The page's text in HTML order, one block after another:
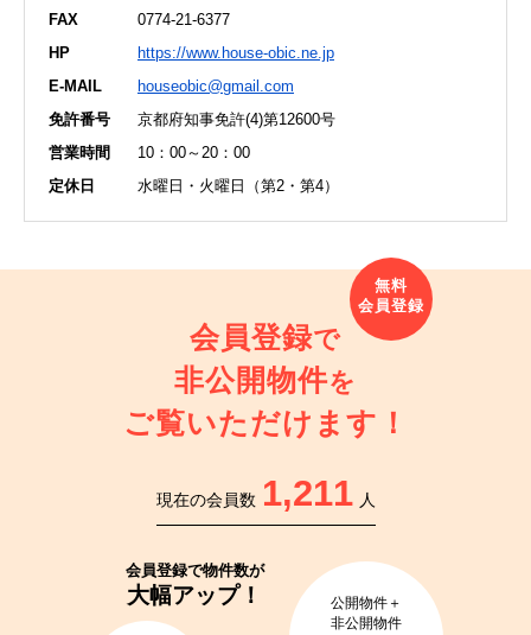
FAX
0774-21-6377
HP
https://www.house-obic.ne.jp
E-MAIL
houseobic@gmail.com
免許番号
京都府知事免許(4)第12600号
営業時間
10：00～20：00
定休日
水曜日・火曜日（第2・第4）
会員登録で
非公開物件を
ご覧いただけます！
現在の会員数 1,211 人
会員登録で物件数が
大幅アップ！
公開物件＋
非公開物件